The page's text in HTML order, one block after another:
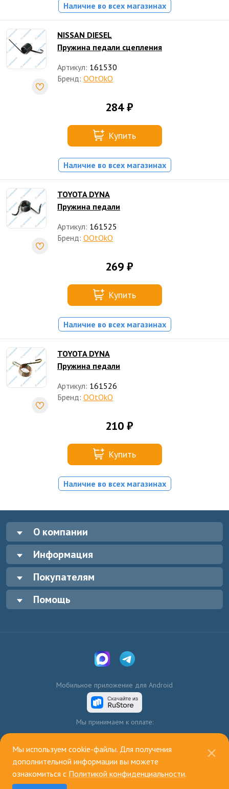
Наличие во всех магазинах
NISSAN DIESEL
Пружина педали сцепления
Артикул: 161530
Бренд: OOtOkO
284 ₽
Купить
Наличие во всех магазинах
TOYOTA DYNA
Пружина педали
Артикул: 161525
Бренд: OOtOkO
269 ₽
Купить
Наличие во всех магазинах
TOYOTA DYNA
Пружина педали
Артикул: 161526
Бренд: OOtOkO
210 ₽
Купить
Наличие во всех магазинах
О компании
Информация
Покупателям
Помощь
Мобильное приложение для Android
Мы принимаем к оплате:
© 2003—2026, ИП Голенко А.В.
Мы используем cookie-файлы. Для получения
дополнительной информации вы можете
ознакомиться с Политикой конфиденциальности.